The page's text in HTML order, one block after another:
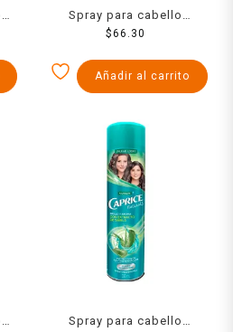
Spray para cabello
Palmolive Caprice
anti-ceramidas 316 ml
$66.30
Añadir al carrito
Spray para cabello